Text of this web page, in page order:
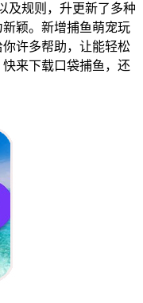
及规则，升更新了多种
颖。新增捕鱼萌宠玩
许多帮助，让能轻松
来下载口袋捕鱼，还